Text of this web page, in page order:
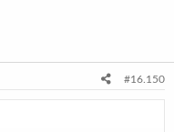
#16.150